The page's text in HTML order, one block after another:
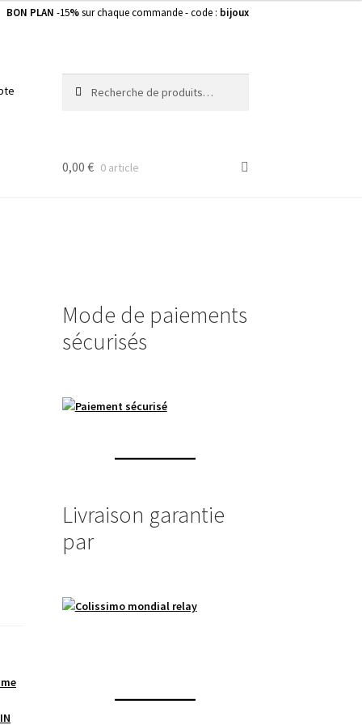
BON PLAN -15%sur chaque commande - code : bijoux
pour :
0,00 € 0 article
Mode de paiements
sécurisés
Livraison garantie
par